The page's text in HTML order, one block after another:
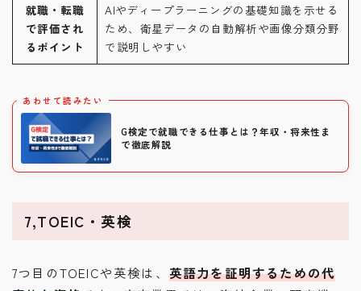
就職・転職
で評価され
るポイント
AIやディープラーニングの基礎知識を示せる
ため、衛星データの自動解析や画像分類分野
で説明しやすい
あわせて読みたい
G検定で就職できる仕事とは？年収・将来性ま
で徹底解説
7,TOEIC・英検
7つ目のTOEICや英検は、 英語力を証明するための代